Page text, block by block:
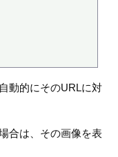
動的にそのURLに対
合は、その画像を表